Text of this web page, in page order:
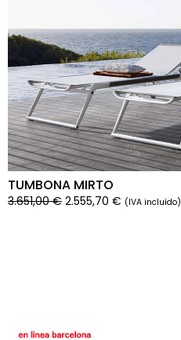
TUMBONA MIRTO
3.651,00€ 2.555,70 € (IVA incluído)